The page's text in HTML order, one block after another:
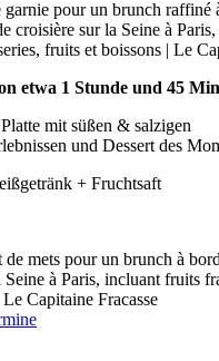
etwa 1 Stunde und 45
Platte mit süßen & salzigen
und Dessert des
+ Fruchtsaft